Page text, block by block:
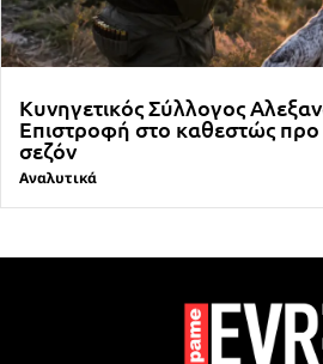
Κυνηγετικός Σύλλογος
Επιστροφή στο καθεστώς προ
σεζόν
Αναλυτικά